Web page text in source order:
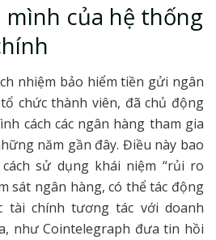
mình của hệ thống
nhiệm bảo hiểm tiền gửi ngân
chức thành viên, đã chủ động
cách các ngân hàng tham gia
năm gần đây. Điều này bao
sử dụng khái niệm “rủi ro
sát ngân hàng, có thể tác động
tài chính tương tác với doanh
như Cointelegraph đưa tin hồi